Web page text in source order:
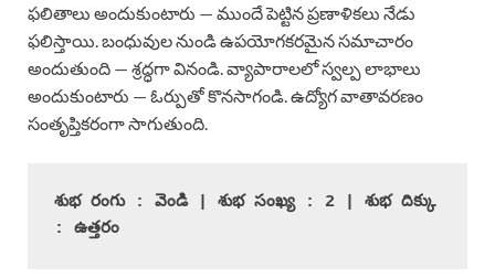
ఫలితాలు అందుకుంటారు — ముందే పెట్టిన ప్రణాళికలు నేడు
ఫలిస్తాయి. బంధువుల నుండి ఉపయోగకరమైన సమాచారం
అందుతుంది — శ్రద్ధగా వినండి. వ్యాపారాలలో స్వల్ప లాభాలు
అందుకుంటారు — ఓర్పుతో కొనసాగండి. ఉద్యోగ వాతావరణం
సంతృప్తికరంగా సాగుతుంది.
శుభ రంగు : వెండి | శుభ సంఖ్య : 2 | శుభ దిక్కు
: ఉత్తరం